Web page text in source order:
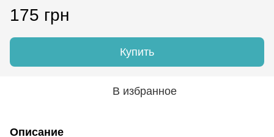
175 грн
Купить
В избранное
Описание